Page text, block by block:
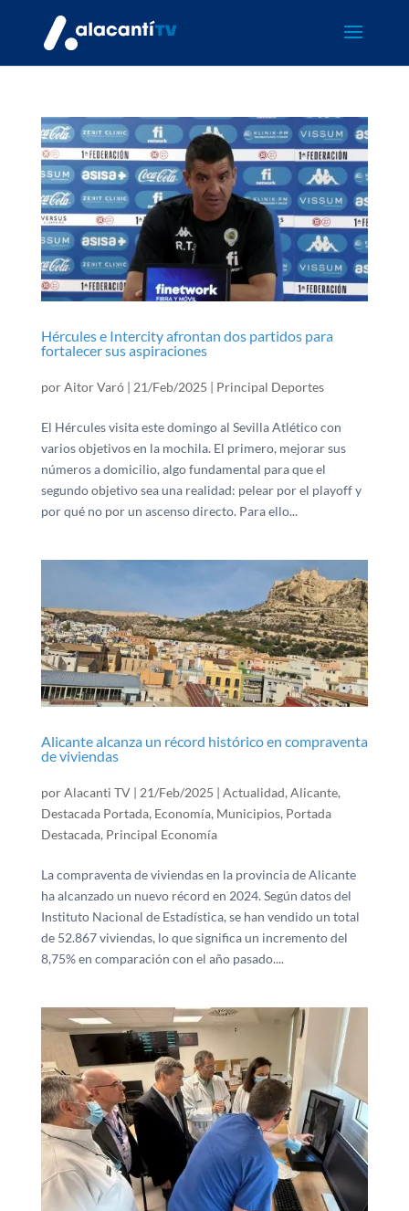
Hércules e Intercity afrontan dos partidos para
fortalecer sus aspiraciones
porAitor Varó| 21/Feb/2025 | Principal Deportes
El Hércules visita este domingo al Sevilla Atlético con
varios objetivos en la mochila. El primero, mejorar sus
números a domicilio, algo fundamental para que el
segundo objetivo sea una realidad: pelear por el playoff y
por qué no por un ascenso directo. Para ello...
Alicante alcanza un récord histórico en compraventa
de viviendas
porAlacanti TV| 21/Feb/2025 | Actualidad, Alicante,
Destacada Portada, Economía, Municipios, Portada
Destacada, Principal Economía
La compraventa de viviendas en la provincia de Alicante
ha alcanzado un nuevo récord en 2024. Según datos del
Instituto Nacional de Estadística, se han vendido un total
de 52.867 viviendas, lo que significa un incremento del
8,75% en comparación con el año pasado....